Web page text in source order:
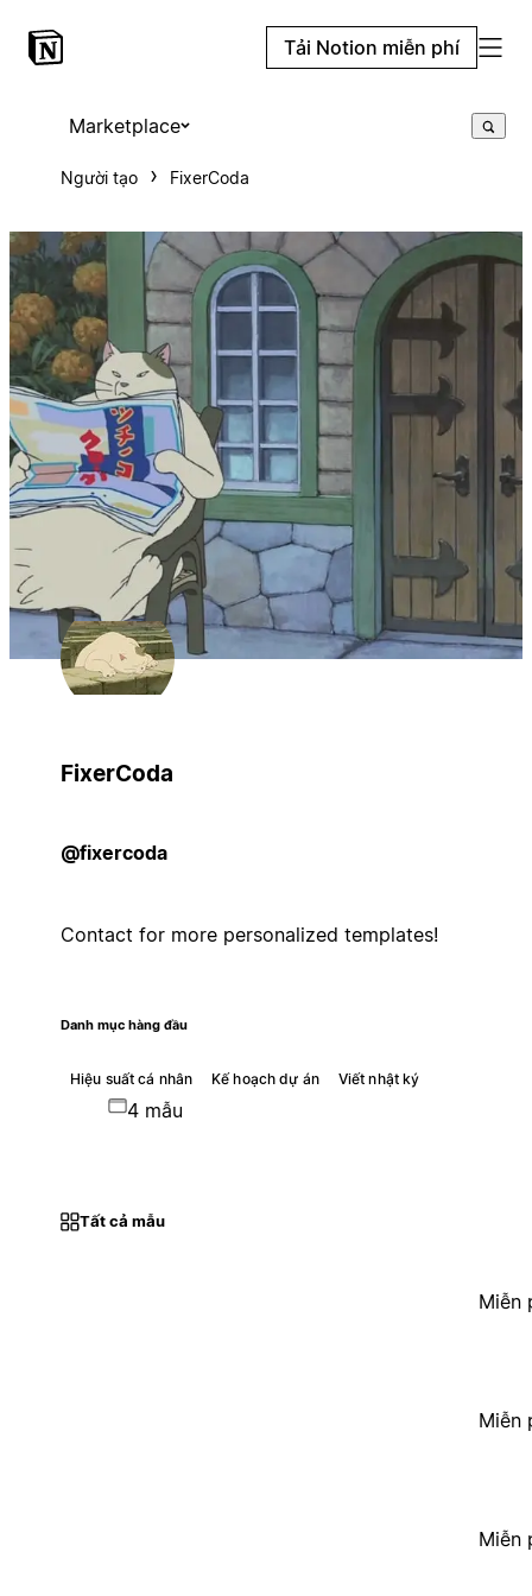
Tải Notion miễn phí
Marketplace
Người tạo FixerCoda
FixerCoda
@fixercoda
Contact for more personalized templates!
Danh mục hàng đầu
Hiệu suất cá nhân Kế hoạch dự án Viết nhật ký
4 mẫu
Tất cả mẫu
Miễn
Miễn
Miễn